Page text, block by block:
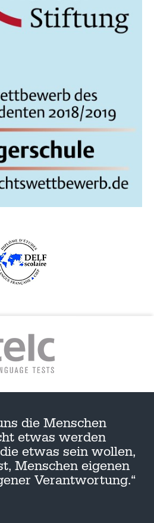
die Menschen
etwas werden
etwas sein wollen,
Menschen eigenen
Verantwortung.“